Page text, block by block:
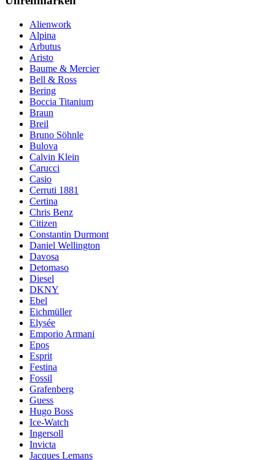
Alienwork
Alpina
Arbutus
Aristo
Baume & Mercier
Bell & Ross
Bering
Boccia Titanium
Braun
Breil
Bruno Söhnle
Bulova
Calvin Klein
Carucci
Casio
Cerruti 1881
Certina
Chris Benz
Citizen
Constantin Durmont
Daniel Wellington
Davosa
Detomaso
Diesel
DKNY
Ebel
Eichmüller
Elysée
Emporio Armani
Epos
Esprit
Festina
Fossil
Grafenberg
Guess
Hugo Boss
Ice-Watch
Ingersoll
Invicta
Jacques Lemans